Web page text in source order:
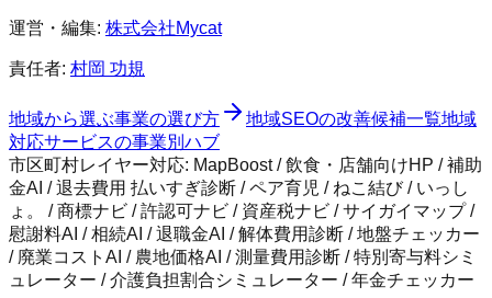
運営・編集: 株式会社Mycat
責任者: 村岡 功規
地域から選ぶ事業の選び方 地域SEOの改善候補一覧地域
対応サービスの事業別ハブ
市区町村レイヤー対応: MapBoost / 飲食・店舗向けHP / 補助
金AI / 退去費用 払いすぎ診断 / ペア育児 / ねこ結び / いっし
ょ。 / 商標ナビ / 許認可ナビ / 資産税ナビ / サイガイマップ /
慰謝料AI / 相続AI / 退職金AI / 解体費用診断 / 地盤チェッカー
/ 廃業コストAI / 農地価格AI / 測量費用診断 / 特別寄与料シミ
ュレーター / 介護負担割合シミュレーター / 年金チェッカー